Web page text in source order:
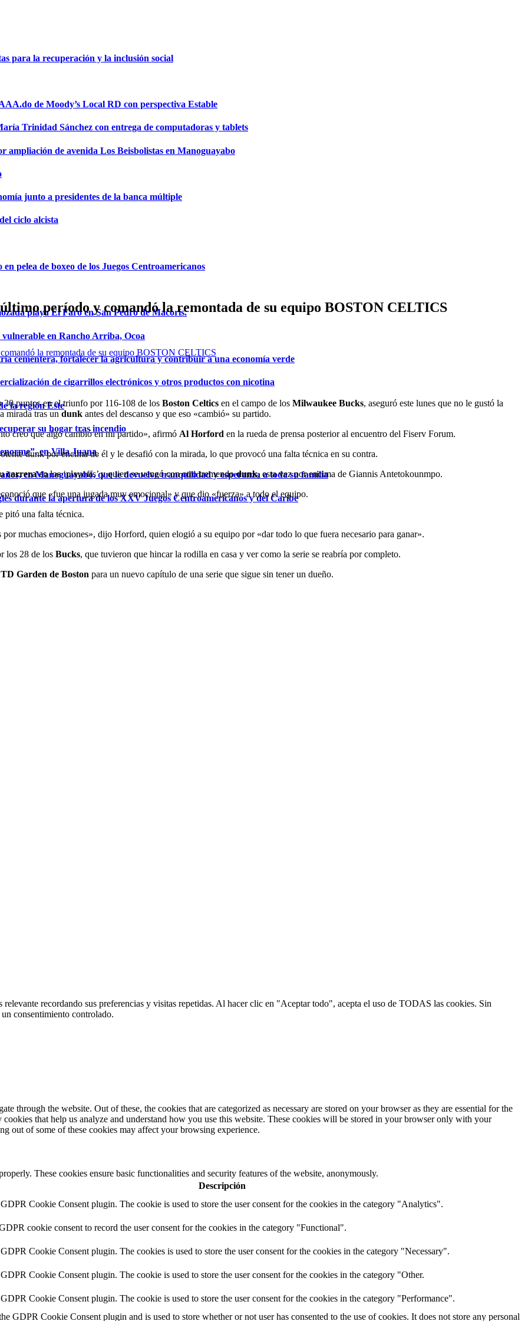
para la recuperación y la inclusión social
de Moody’s Local RD con perspectiva Estable
Trinidad Sánchez con entrega de computadoras y tablets
ampliación de avenida Los Beisbolistas en Manoguayabo
junto a presidentes de la banca múltiple
ciclo alcista
pelea de boxeo de los Juegos Centroamericanos
playa El Faro en San Pedro de Macorís.
en Rancho Arriba, Ocoa
cementera, fortalecer la agricultura y contribuir a una economía verde
de cigarrillos electrónicos y otros productos con nicotina
la región Este
su hogar tras incendio
en Villa Juana
en Manoguayabo, que le devuelve tranquilidad y esperanza a toda su familia
durante la apertura de los XXV Juegos Centroamericanos y del Caribe
período y comandó la remontada de su equipo BOSTON CELTICS
30 puntos en el triunfo por 116-108 de los Boston Celtics en el campo de los Milwaukee Bucks, aseguró este lunes que no le gustó la
mirada tras un dunk antes del descanso y que eso «cambió» su partido.
creo que algo cambió en mi partido», afirmó Al Horford en la rueda de prensa posterior al encuentro del Fiserv Forum.
dunk por encima de él y le desafió con la mirada, lo que provocó una falta técnica en su contra.
carreraen los ‘playoffs’ y quien se vengó con otro tremendodunk, esta vez por encima de Giannis Antetokounmpo.
que «fue una jugada muy emocional» y que dio «fuerza» a todo el equipo.
pitó una falta técnica.
por muchas emociones», dijo Horford, quien elogió a su equipo por «dar todo lo que fuera necesario para ganar».
los 28 de los Bucks, que tuvieron que hincar la rodilla en casa y ver como la serie se reabría por completo.
TD Garden de Boston para un nuevo capítulo de una serie que sigue sin tener un dueño.
recordando sus preferencias y visitas repetidas. Al hacer clic en "Aceptar todo", acepta el uso de TODAS las cookies. Sin
consentimiento controlado.
through the website. Out of these, the cookies that are categorized as necessary are stored on your browser as they are essential for the
that help us analyze and understand how you use this website. These cookies will be stored in your browser only with your
out of some of these cookies may affect your browsing experience.
These cookies ensure basic functionalities and security features of the website, anonymously.
Descripción
Cookie Consent plugin. The cookie is used to store the user consent for the cookies in the category "Analytics".
cookie consent to record the user consent for the cookies in the category "Functional".
Cookie Consent plugin. The cookies is used to store the user consent for the cookies in the category "Necessary".
Cookie Consent plugin. The cookie is used to store the user consent for the cookies in the category "Other.
Cookie Consent plugin. The cookie is used to store the user consent for the cookies in the category "Performance".
GDPR Cookie Consent plugin and is used to store whether or not user has consented to the use of cookies. It does not store any personal